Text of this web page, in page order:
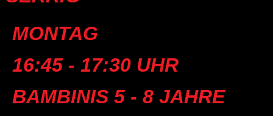
MONTAG
16:45 - 17:30 UHR
BAMBINIS 5 - 8 JAHRE